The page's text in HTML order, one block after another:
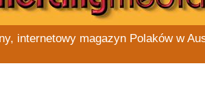
internetowy magazyn Polaków w